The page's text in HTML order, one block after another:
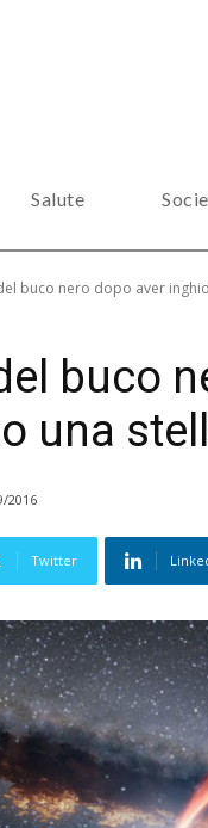
Salute
buco nero dopo aver
buco
una
2016
Twitter